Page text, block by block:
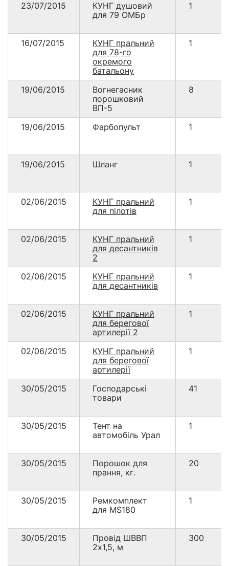
23/07/2015
КУНГ душовий
для 79 ОМБр
1
16/07/2015
КУНГ пральний
для 78-го
окремого
батальону
1
19/06/2015
Вогнегасник
порошковий
ВП-5
8
19/06/2015 Фарбопульт 1
19/06/2015 Шланг 1
02/06/2015
КУНГ пральний
для пілотів
1
02/06/2015
КУНГ пральний
для десантників
2
1
02/06/2015
КУНГ пральний
для десантників
1
02/06/2015
КУНГ пральний
для берегової
артилерії 2
1
02/06/2015
КУНГ пральний
для берегової
артилерії
1
30/05/2015
Господарські
товари
41
30/05/2015
Тент на
автомобіль Урал
1
30/05/2015
Порошок для
прання, кг.
20
30/05/2015
Ремкомплект
для MS180
1
30/05/2015
Провід ШВВП
2х1,5, м
300